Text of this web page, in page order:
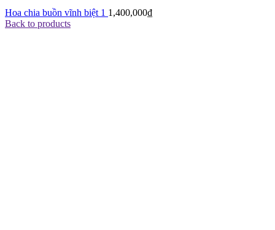
Hoa chia buồn vĩnh biệt 1 1,400,000₫
Back to products